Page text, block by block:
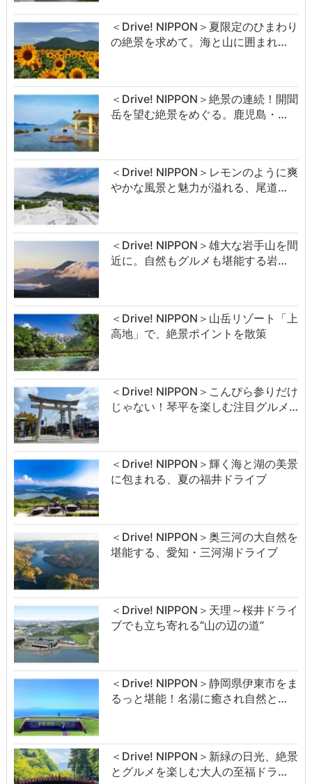
＜Drive! NIPPON＞夏限定のひまわり
の絶景を求めて。海と山に囲まれ…
＜Drive! NIPPON＞絶景の連続！開聞
岳を望む絶景をめぐる。鹿児島・…
＜Drive! NIPPON＞レモンのように爽
やかな風景と魅力が溢れる、尾道…
＜Drive! NIPPON＞雄大な岩手山を間
近に。自然もグルメも堪能する岩…
＜Drive! NIPPON＞山岳リゾート「上
高地」で、絶景ポイントを散策
＜Drive! NIPPON＞こんぴら参りだけ
じゃない！琴平を楽しむ注目グルメ…
＜Drive! NIPPON＞輝く海と湖の美景
に包まれる、夏の福井ドライブ
＜Drive! NIPPON＞奥三河の大自然を
堪能する、愛知・三河湖ドライブ
＜Drive! NIPPON＞天理～桜井ドライ
ブでも立ち寄れる“山の辺の道”
＜Drive! NIPPON＞静岡県伊東市をま
るっと堪能！名湯に癒され自然と…
＜Drive! NIPPON＞新緑の日光、絶景
とグルメを楽しむ大人の至福ドラ…